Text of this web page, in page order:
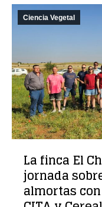
Ciencia Vegetal
La finca El
jornada
almortas